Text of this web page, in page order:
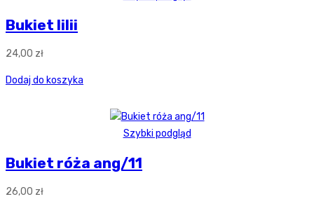
Bukiet lilii
24,00 zł
Dodaj do koszyka
Szybki podgląd
Bukiet róża ang/11
26,00 zł